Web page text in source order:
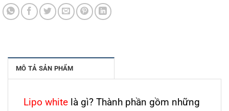
MÔ TẢ SẢN PHẨM
Lipo white là gì? Thành phần gồm những